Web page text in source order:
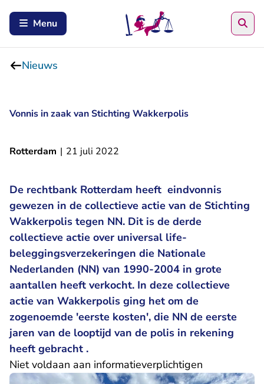
Menu
Nieuws
Vonnis in zaak van Stichting Wakkerpolis
Rotterdam | 21 juli 2022
De rechtbank Rotterdam heeft eindvonnis
gewezen in de collectieve actie van de Stichting
Wakkerpolis tegen NN. Dit is de derde
collectieve actie over universal life-
beleggingsverzekeringen die Nationale
Nederlanden (NN) van 1990-2004 in grote
aantallen heeft verkocht. In deze collectieve
actie van Wakkerpolis ging het om de
zogenoemde 'eerste kosten', die NN de eerste
jaren van de looptijd van de polis in rekening
heeft gebracht .
Niet voldaan aan informatieverplichtigen